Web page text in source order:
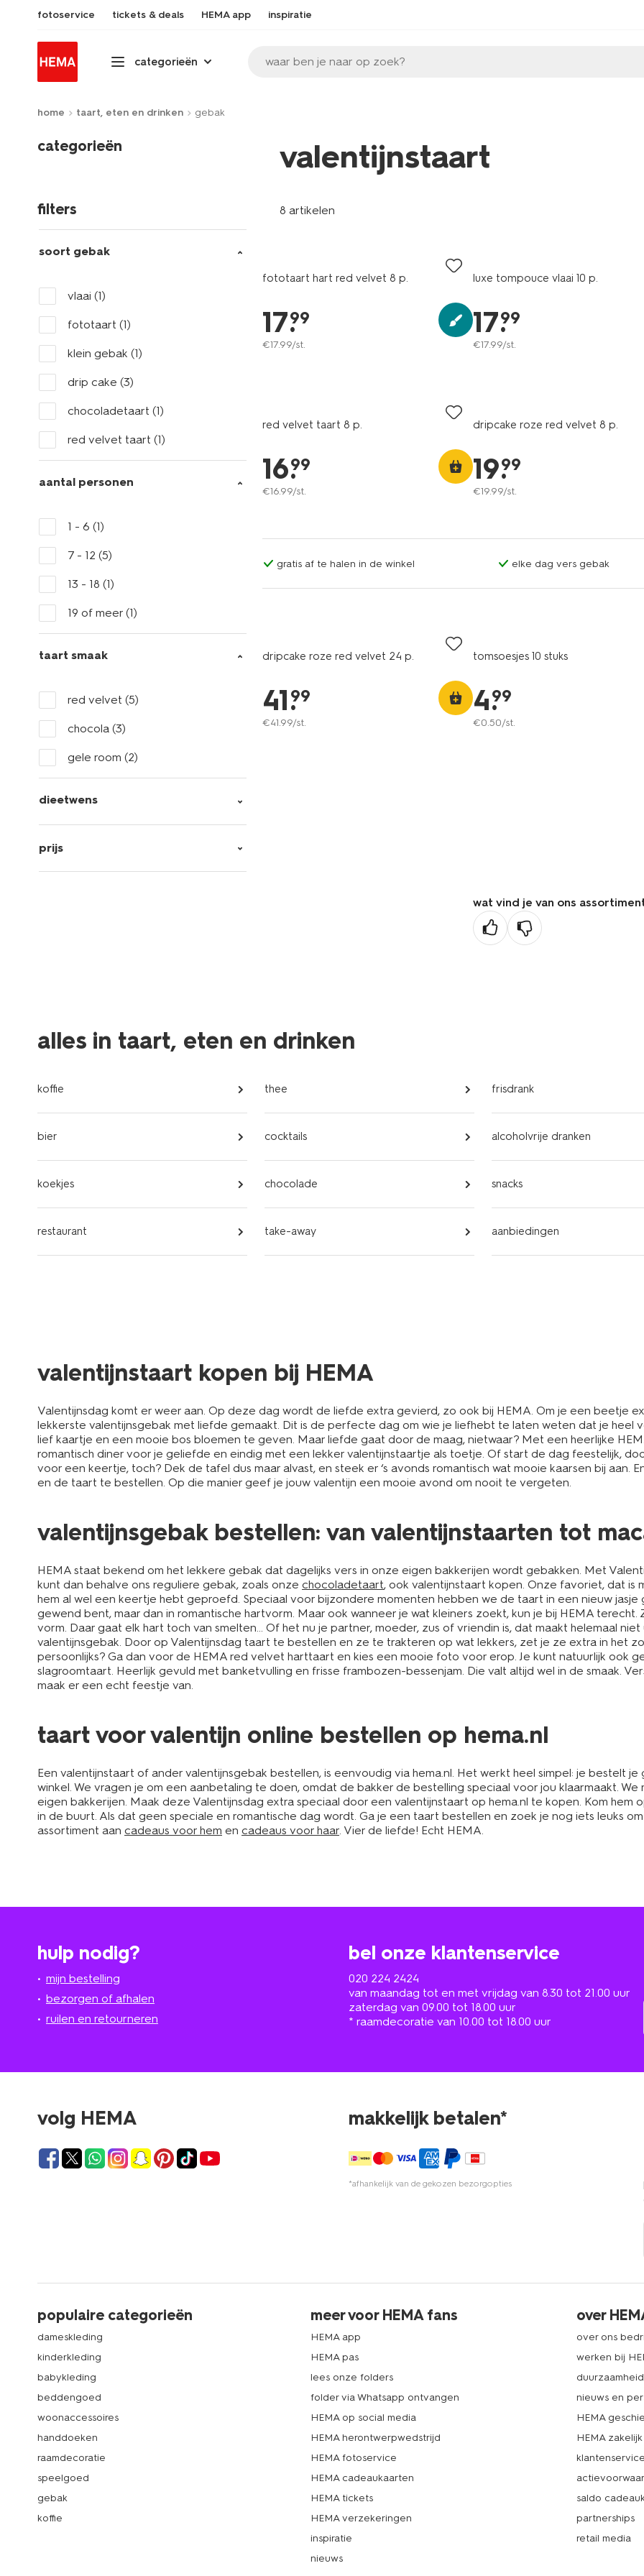
fotoservice tickets & deals HEMA app inspiratie
categorieën waar ben je naar op zoek?
home taart, eten en drinken gebak
categorieën
filters
soort gebak
vlaai (1)
fototaart (1)
klein gebak (1)
drip cake (3)
chocoladetaart (1)
red velvet taart (1)
aantal personen
1 - 6 (1)
7 - 12 (5)
13 - 18 (1)
19 of meer (1)
taart smaak
red velvet (5)
chocola (3)
gele room (2)
dieetwens
prijs
valentijnstaart
8 artikelen
fototaart hart red velvet 8 p.
17.
99
€17.99/st.
luxe tompouce vlaai 10 p.
17.
99
€17.99/st.
red velvet taart 8 p.
16.
99
€16.99/st.
dripcake roze red velvet 8 p.
19.
99
€19.99/st.
gratis af te halen in de winkel elke dag vers gebak
dripcake roze red velvet 24 p.
41.
99
€41.99/st.
tomsoesjes 10 stuks
4.
99
€0.50/st.
wat vind je van ons
alles in taart, eten en drinken
koffie thee frisdrank
bier cocktails alcoholvrije dranken
koekjes chocolade snacks
restaurant take-away aanbiedingen
valentijnstaart kopen bij HEMA
Valentijnsdag komt er weer aan. Op deze dag wordt de liefde extra gevierd, zo ook bij HEMA. Om je een beetje
lekkerste valentijnsgebak met liefde gemaakt. Dit is de perfecte dag om wie je liefhebt te laten weten dat je heel
lief kaartje en een mooie bos bloemen te geven. Maar liefde gaat door de maag, nietwaar? Met een heerlijke
romantisch diner voor je geliefde en eindig met een lekker valentijnstaartje als toetje. Of start de dag feestelijk,
voor een keertje, toch? Dek de tafel dus maar alvast, en steek er ‘s avonds romantisch wat mooie kaarsen bij aan.
en de taart te bestellen. Op die manier geef je jouw valentijn een mooie avond om nooit te vergeten.
valentijnsgebak bestellen: van valentijnstaarten tot
HEMA staat bekend om het lekkere gebak dat dagelijks vers in onze eigen bakkerijen wordt gebakken. Met
kunt dan behalve ons reguliere gebak, zoals onze chocoladetaart, ook valentijnstaart kopen. Onze favoriet, dat is
hem al wel een keertje hebt geproefd. Speciaal voor bijzondere momenten hebben we de taart in een nieuw jasje
gewend bent, maar dan in romantische hartvorm. Maar ook wanneer je wat kleiners zoekt, kun je bij HEMA
vorm. Daar gaat elk hart toch van smelten... Of het nu je partner, moeder, zus of vriendin is, dat maakt helemaal
valentijnsgebak. Door op Valentijnsdag taart te bestellen en ze te trakteren op wat lekkers, zet je ze extra in het
persoonlijks? Ga dan voor de HEMA red velvet harttaart en kies een mooie foto voor erop. Je kunt natuurlijk ook
slagroomtaart. Heerlijk gevuld met banketvulling en frisse frambozen-bessenjam. Die valt altijd wel in de smaak.
maak er een echt feestje van.
taart voor valentijn online bestellen op hema.nl
Een valentijnstaart of ander valentijnsgebak bestellen, is eenvoudig via hema.nl. Het werkt heel simpel: je bestelt
winkel. We vragen je om een aanbetaling te doen, omdat de bakker de bestelling speciaal voor jou klaarmaakt.
eigen bakkerijen. Maak deze Valentijnsdag extra speciaal door een valentijnstaart op hema.nl te kopen. Kom hem
in de buurt. Als dat geen speciale en romantische dag wordt. Ga je een taart bestellen en zoek je nog iets leuks
assortiment aan cadeaus voor hem en cadeaus voor haar. Vier de liefde! Echt HEMA.
hulp nodig?
mijn bestelling
bezorgen of afhalen
ruilen en retourneren
bel onze klantenservice
020 224 2424
van maandag tot en met vrijdag van 8.30 tot 21.00 uur
zaterdag van 09.00 tot 18.00 uur
* raamdecoratie van 10.00 tot 18.00 uur
volg HEMA makkelijk betalen*
*afhankelijk van de gekozen bezorgopties
populaire categorieën
dameskleding
kinderkleding
babykleding
beddengoed
woonaccessoires
handdoeken
raamdecoratie
speelgoed
gebak
koffie
meer voor HEMA fans
HEMA app
HEMA pas
lees onze folders
folder via Whatsapp ontvangen
HEMA op social media
HEMA herontwerpwedstrijd
HEMA fotoservice
HEMA cadeaukaarten
HEMA tickets
HEMA verzekeringen
inspiratie
nieuws
over
over ons
werken bij
duurzaamheid
nieuws en
HEMA
HEMA zakelijk
saldo
partnerships
retail media